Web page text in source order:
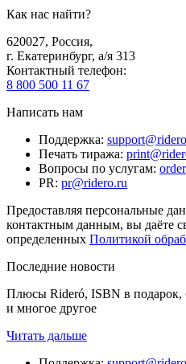
Как нас найти?
620027, Россия,
г. Екатеринбург, а/я 313
Контактный телефон:
8 800 500 11 67
Написать нам
Поддержка:
Печать тиража:
Вопросы по услугам:
PR: pr@ridero.ru
Предоставляя персональные
контактным данным, вы даёте
определенных Политикой
Последние новости
Плюсы Rideró, ISBN в подарок,
и многое другое
Читать дальше